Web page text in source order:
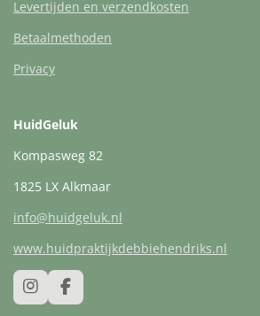
Levertijden en verzendkosten
Betaalmethoden
Privacy
HuidGeluk
Kompasweg 82
1825 LX Alkmaar
info@huidgeluk.nl
www.huidpraktijkdebbiehendriks.nl
I
n
F
a